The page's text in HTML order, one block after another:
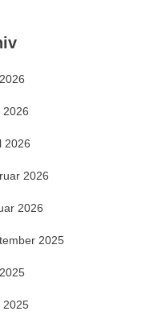
2026
2026
2026
2026
2025
2025